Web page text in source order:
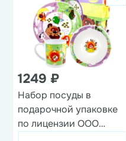
1249 ₽
Набор посуды в
подарочной упаковке
по лицензии ООО